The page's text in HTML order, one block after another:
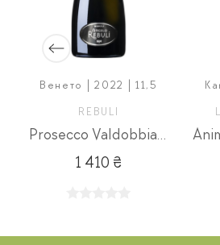
Венето | 2022 | 11,5
REBULI
Prosecco Valdobbiadene Angelo Rebuli Mellisimato
1 410 ₴